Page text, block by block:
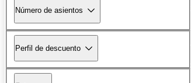
Número de asientos
Perfil de descuento